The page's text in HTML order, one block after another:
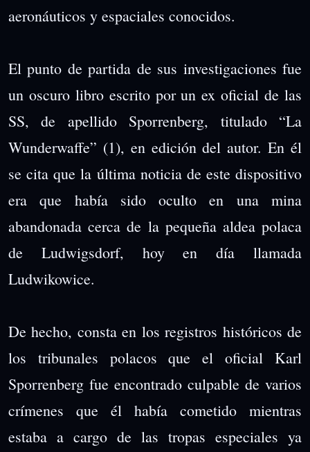
aeronáuticos y espaciales conocidos.
El punto de partida de sus investigaciones fue
un oscuro libro escrito por un ex oficial de las
SS, de apellido Sporrenberg, titulado “La
Wunderwaffe” (1), en edición del autor. En él
se cita que la última noticia de este dispositivo
era que había sido oculto en una mina
abandonada cerca de la pequeña aldea polaca
de Ludwigsdorf, hoy en día llamada
Ludwikowice.
De hecho, consta en los registros históricos de
los tribunales polacos que el oficial Karl
Sporrenberg fue encontrado culpable de varios
crímenes que él había cometido mientras
estaba a cargo de las tropas especiales ya